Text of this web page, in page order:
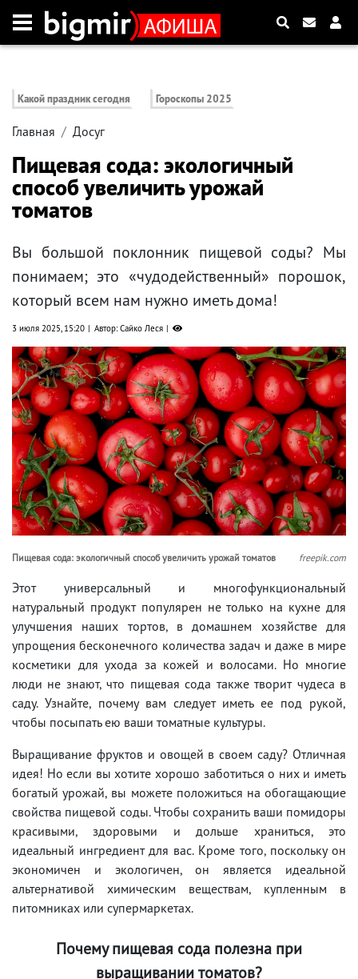
Какой праздник сегодня Гороскопы 2025
Главная Досуг
Пищевая сода: экологичный
способ увеличить урожай
томатов
Вы большой поклонник пищевой соды? Мы
понимаем; это «чудодейственный» порошок,
который всем нам нужно иметь дома!
3 июля 2025, 15:20 Автор: Сайко Леся
Пищевая сода: экологичный способ увеличить урожай томатов freepik.com
Этот универсальный и многофункциональный
натуральный продукт популярен не только на кухне для
улучшения наших тортов, в домашнем хозяйстве для
упрощения бесконечного количества задач и даже в мире
косметики для ухода за кожей и волосами. Но многие
люди не знают, что пищевая сода также творит чудеса в
саду. Узнайте, почему вам следует иметь ее под рукой,
чтобы посыпать ею ваши томатные культуры.
Выращивание фруктов и овощей в своем саду? Отличная
идея! Но если вы хотите хорошо заботиться о них и иметь
богатый урожай, вы можете положиться на обогащающие
свойства пищевой соды. Чтобы сохранить ваши помидоры
красивыми, здоровыми и дольше храниться, это
идеальный ингредиент для вас. Кроме того, поскольку он
экономичен и экологичен, он является идеальной
альтернативой химическим веществам, купленным в
питомниках или супермаркетах.
Почему пищевая сода полезна при
выращивании томатов?